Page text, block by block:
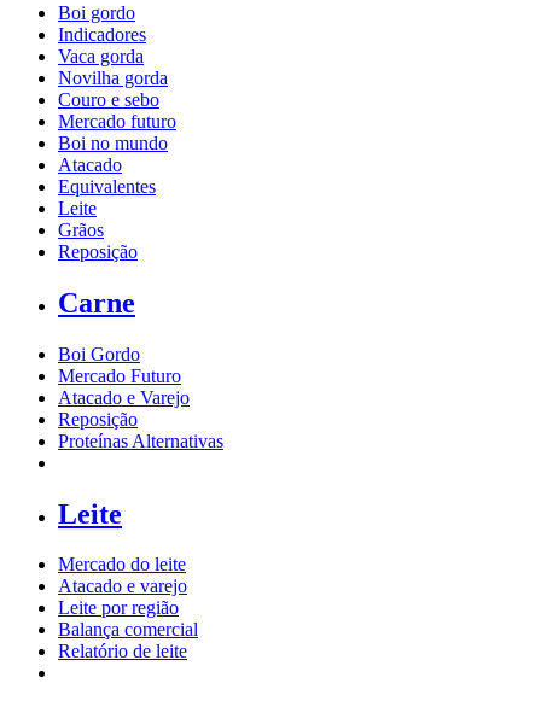
Boi gordo
Indicadores
Vaca gorda
Novilha gorda
Couro e sebo
Mercado futuro
Boi no mundo
Atacado
Equivalentes
Leite
Grãos
Reposição
Carne
Boi Gordo
Mercado Futuro
Atacado e Varejo
Reposição
Proteínas Alternativas
Leite
Mercado do leite
Atacado e varejo
Leite por região
Balança comercial
Relatório de leite